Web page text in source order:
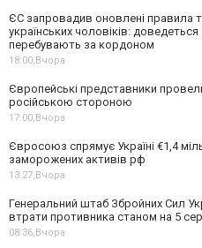
ЄС запровадив оновлені правила
українських чоловіків:
перебувають за кордоном
18:00, Вчора
Європейські представники
російською стороною
17:00, Вчора
Євросоюз спрямує Україні €1,4
заморожених активів рф
13:27, Вчора
Генеральний штаб Збройних Сил
втрати противника станом на 5
08:36, Вчора